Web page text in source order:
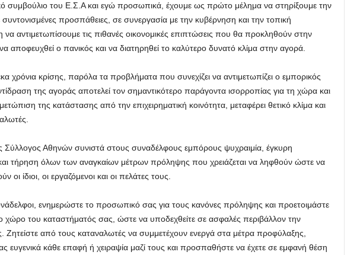
συμβούλιο του Ε.Σ.Α και εγώ προσωπικά, έχουμε ως πρώτο μέλημα να στηρίξουμε την
συντονισμένες προσπάθειες, σε συνεργασία με την κυβέρνηση και την τοπική
να αντιμετωπίσουμε τις πιθανές οικονομικές επιπτώσεις που θα προκληθούν στην
αποφευχθεί ο πανικός και να διατηρηθεί το καλύτερο δυνατό κλίμα στην αγορά.
χρόνια κρίσης, παρόλα τα προβλήματα που συνεχίζει να αντιμετωπίζει ο εμπορικός
της αγοράς αποτελεί τον σημαντικότερο παράγοντα ισορροπίας για τη χώρα και
της κατάστασης από την επιχειρηματική κοινότητα, μεταφέρει θετικό κλίμα και
Σύλλογος Αθηνών συνιστά στους συναδέλφους εμπόρους ψυχραιμία, έγκυρη
τήρηση όλων των αναγκαίων μέτρων πρόληψης που χρειάζεται να ληφθούν ώστε να
οι ίδιοι, οι εργαζόμενοι και οι πελάτες τους.
ενημερώστε το προσωπικό σας για τους κανόνες πρόληψης και προετοιμάστε
χώρο του καταστήματός σας, ώστε να υποδεχθείτε σε ασφαλές περιβάλλον την
Ζητείστε από τους καταναλωτές να συμμετέχουν ενεργά στα μέτρα προφύλαξης,
ευγενικά κάθε επαφή ή χειραψία μαζί τους και προσπαθήστε να έχετε σε εμφανή θέση